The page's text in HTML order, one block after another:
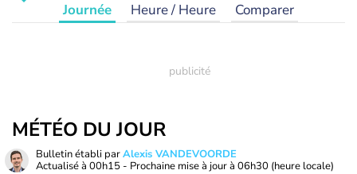
Journée Heure / Heure Comparer
MÉTÉO DU JOUR
Bulletin établi parAlexis VANDEVOORDE
Actualisé à 00h15 - Prochaine mise à jour à 06h30 (heure locale)